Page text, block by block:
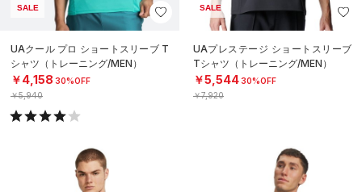
SALE
UAクール プロ ショートスリーブ T
シャツ（トレーニング/MEN）
￥4,158 30%OFF
￥5,940
SALE
UAプレステージ ショートスリーブ
Tシャツ（トレーニング/MEN）
￥5,54430%OFF
￥7,920